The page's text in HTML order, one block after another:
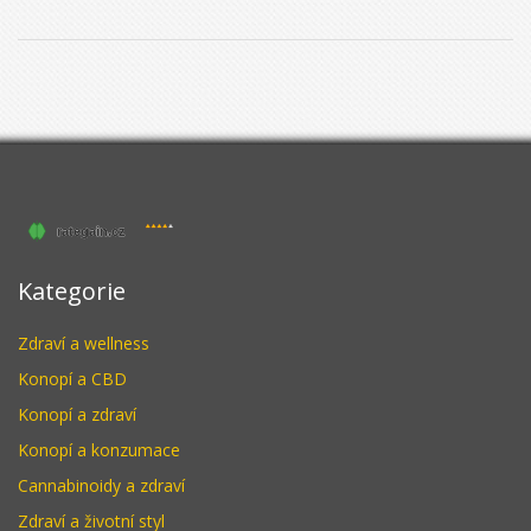
Kategorie
Zdraví a wellness
Konopí a CBD
Konopí a zdraví
Konopí a konzumace
Cannabinoidy a zdraví
Zdraví a životní styl